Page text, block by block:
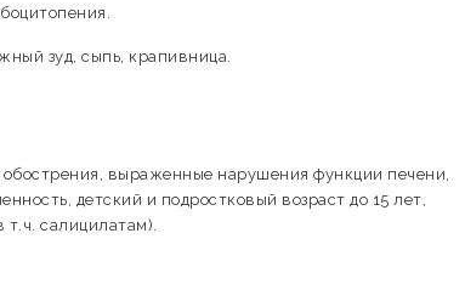
зуд, сыпь, крапивница.
выраженные нарушения функции печени,
детский и подростковый возраст до 15 лет,
салицилатам).